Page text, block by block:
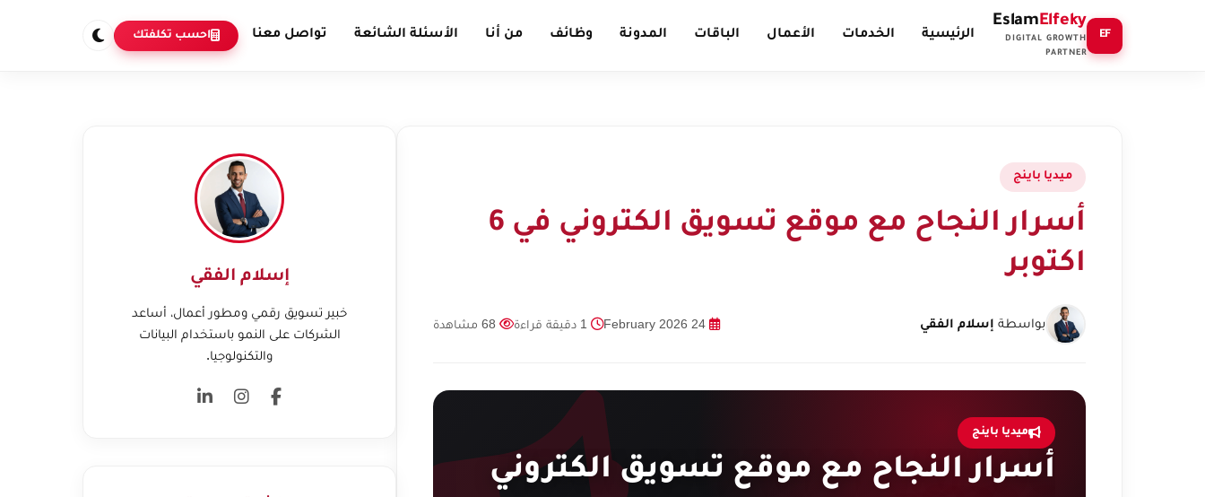
EF
EslamElfeky
DIGITAL GROWTH
PARTNER
الرئيسية الخدمات الأعمال الباقات المدونة وظائف من أنا الأسئلة الشائعة تواصل معنا احسب تكلفتك
ميديا باينج
أسرار النجاح مع موقع تسويق الكتروني في 6
اكتوبر
بواسطة إسلام الفقي
ميديا باينج
أسرار النجاح مع موقع تسويق الكتروني
إسلام الفقي
خبير تسويق رقمي ومطور أعمال، أساعد
الشركات على النمو باستخدام البيانات
والتكنولوجيا.